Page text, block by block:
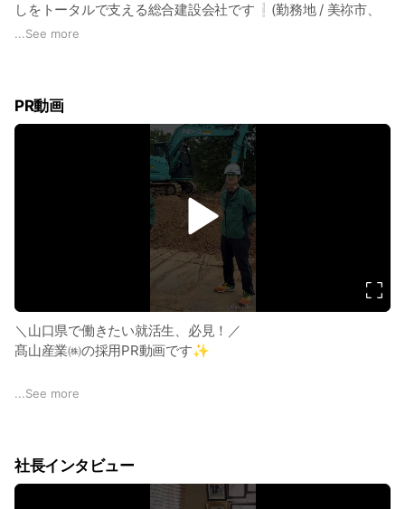
しをトータルで支える総合建設会社です❕(勤務地 / 美祢市、
山口市、下関市)
らスタートした若手社員も多数活躍しています🎶
｢やりたいことが見つかっていない｣｢自分に合う仕事ってなん
だろう｣などのお悩みもあるかもしれませんが、｢とりあえず会
社見学だけ」でも大歓迎✨
施工管理・営業・事務職(建設ディレクター)など働くポジショ
ンは幅広いので、少しでも興味があれば是非一度、話を聞いて
みませんか？✌️皆さんからのメッセージをお待ちしています
弊社Instagramでは、会社の雰囲気がより伝わる投稿をしてい
ます🎶こちらも是非覗いて見てください💚
...See more
PR動画
v
i
d
e
＼山口県で働きたい就活生、必見！／
髙山産業㈱の採用PR動画です✨
「地元で本当にやりがいのある仕事ってある？」 そんな疑問
社員の90%以上が山口県出身の「超・地元密着企業」
...See more
社長インタビュー